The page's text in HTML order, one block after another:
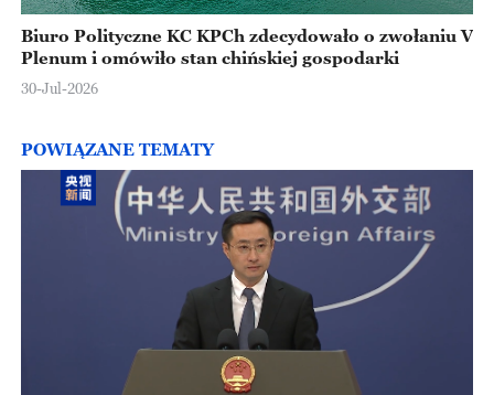
Biuro Polityczne KC KPCh zdecydowało o zwołaniu V
Plenum i omówiło stan chińskiej gospodarki
30-Jul-2026
POWIĄZANE TEMATY